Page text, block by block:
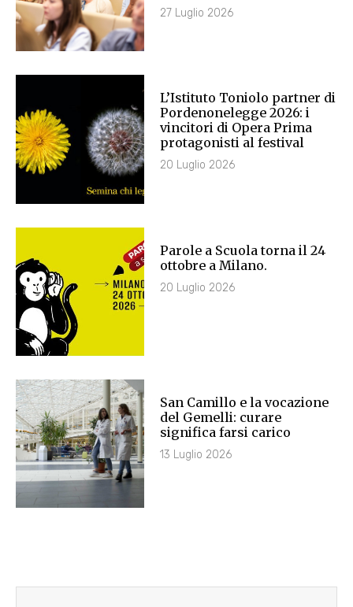
27 Luglio 2026
L’Istituto Toniolo partner di
Pordenonelegge 2026: i
vincitori di Opera Prima
protagonisti al festival
20 Luglio 2026
Parole a Scuola torna il 24
ottobre a Milano.
20 Luglio 2026
San Camillo e la vocazione
del Gemelli: curare
significa farsi carico
13 Luglio 2026